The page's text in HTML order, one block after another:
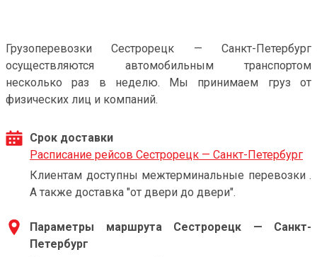
Грузоперевозки Сестрорецк — Санкт-Петербург
осуществляются автомобильным транспортом
несколько раз в неделю. Мы принимаем груз от
физических лиц и компаний.
Срок доставки
Расписание рейсов Сестрорецк — Санкт-Петербург
Клиентам доступны межтерминальные перевозки .
А также доставка "от двери до двери".
Параметры маршрута Сестрорецк — Санкт-
Петербург